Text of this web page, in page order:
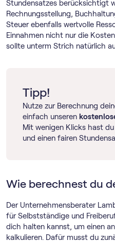
Stundensatzes berücksichtigt
Rechnungsstellung,
Steuer ebenfalls wertvolle
Einnahmen nicht nur die
sollte unterm Strich natürlich
Tipp!
Nutze zur Berechnung
einfach unseren
Mit wenigen Klicks hast
und einen fairen
Wie berechnest du
Der Unternehmensberater
für Selbstständige und
dich halten kannst, um einen
kalkulieren. Dafür musst du